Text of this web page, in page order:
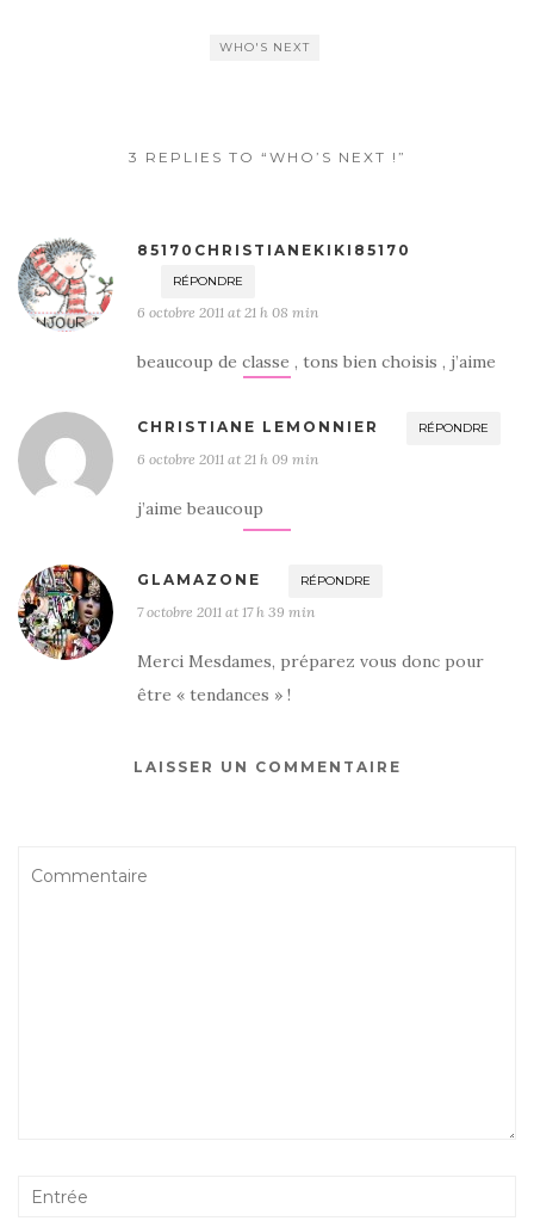
WHO'S NEXT
3 REPLIES TO “WHO’S NEXT !”
85170CHRISTIANEKIKI85170
RÉPONDRE
6 octobre 2011 at 21 h 08 min
beaucoup de classe , tons bien choisis , j’aime
CHRISTIANE LEMONNIER RÉPONDRE
6 octobre 2011 at 21 h 09 min
j’aime beaucoup
GLAMAZONE RÉPONDRE
7 octobre 2011 at 17 h 39 min
Merci Mesdames, préparez vous donc pour
être « tendances » !
LAISSER UN COMMENTAIRE